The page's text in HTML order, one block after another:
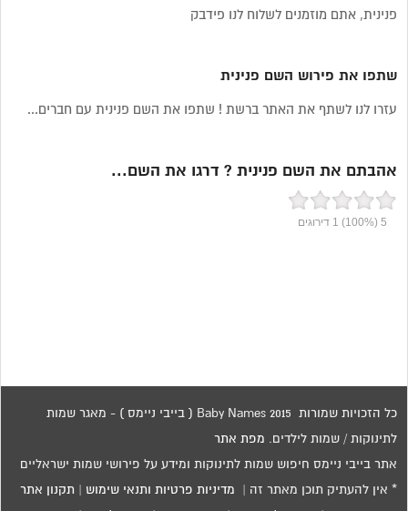
פנינית, אתם מוזמנים לשלוח לנו פידבק
שתפו את פירוש השם פנינית
עזרו לנו לשתף את האתר ברשת ! שתפו את השם פנינית עם חברים...
אהבתם את השם פנינית ? דרגו את השם...
5
(100%)
1 דירוגים
כל הזכויות שמורות 2015 Baby Names ( בייבי ניימס ) - מאגר שמות
לתינוקות / שמות לילדים. מפת אתר
אתר בייבי ניימס חיפוש שמות לתינוקות ומידע על פירושי שמות ישראליים
* אין להעתיק תוכן מאתר זה | מדיניות פרטיות ותנאי שימוש תקנון אתר